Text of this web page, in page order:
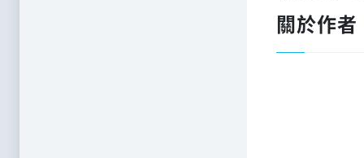
關於作者